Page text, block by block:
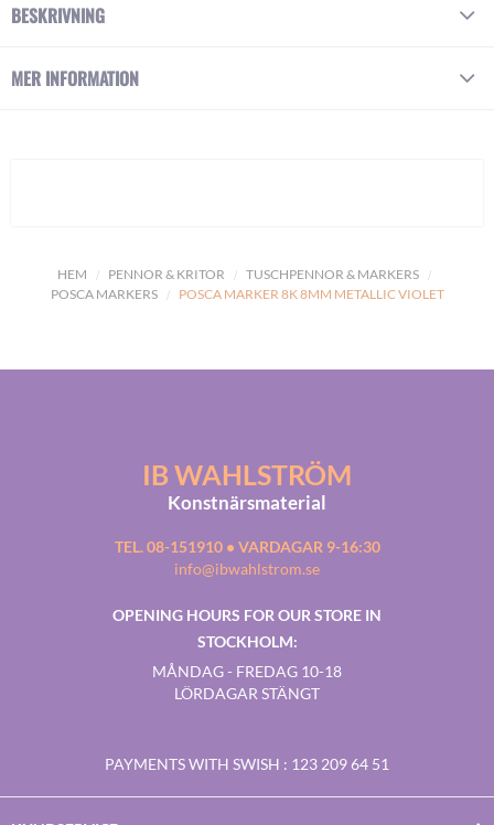
HEM PENNOR & KRITOR
TUSCHPENNOR & MARKERS
POSCA MARKERS
POSCA MARKER 8K 8MM METALLIC VIOLET
BESKRIVNING
MER INFORMATION
IB WAHLSTRÖM
Konstnärsmaterial
TEL. 08-151910 • VARDAGAR 9-16:30
info@ibwahlstrom.se
OPENING HOURS FOR OUR STORE IN
STOCKHOLM:
MÅNDAG - FREDAG 10-18
LÖRDAGAR STÄNGT
PAYMENTS WITH SWISH : 123 209 64 51